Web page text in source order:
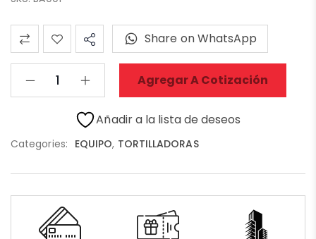
Agregar A Cotización
Share on WhatsApp
Añadir a la lista de deseos
Categories: EQUIPO, TORTILLADORAS